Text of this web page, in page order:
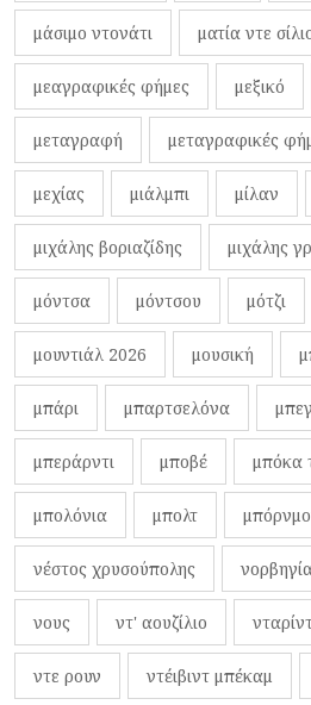
μάσιμο ντονάτι ματία ντε
μεαγραφικές φήμες μεξικό
μεταγραφή μεταγραφικές
μεχίας μιάλμπι μίλαν
μιχάλης βοριαζίδης μιχάλης
μόντσα μόντσου μότζι
μουντιάλ 2026 μουσική
μπάρι μπαρτσελόνα
μπεράρντι μποβέ μπόκα
μπολόνια μπολτ
νέστος χρυσούπολης
νους ντ' αουζίλιο
ντε ρουν ντέιβιντ μπέκαμ